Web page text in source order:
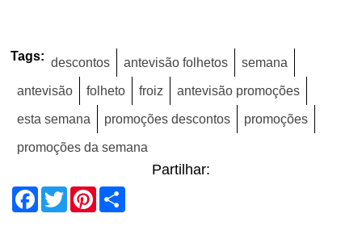
Tags: descontos antevisão folhetos semana
antevisão folheto froiz antevisão promoções
esta semana promoções descontos promoções
promoções da semana
Partilhar:
Facebook
TwitterPinterest